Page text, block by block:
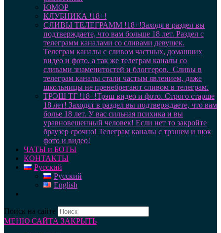
ЮМОР
КЛУБНИКА !18+!
СЛИВЫ ТЕЛЕГРАММ !18+!Заходя в раздел вы
подтверждаете, что вам больше 18 лет. Раздел с
телеграмм каналами со сливами девушек.
Телеграм каналы с сливом частных, домашних
видео и фото, а так же телеграм каналы со
сливами знаменитостей и блоггеров. Сливы в
телеграм каналы стали частым явлением, даже
школьницы не пренебрегают сливом в телеграм.
ТРЭШ ТГ !18+!Трэш видео и фото. Строго старше
18 лет! Заходят в раздел вы подтверждаете, что вам
болье 18 лет. У вас сильная психика и вы
уравновешенный человек! Если нет то закройте
браузер срочно! Телеграм каналы с трэшем и шок
фото и видео!
ЧАТЫ и БОТЫ
КОНТАКТЫ
Русский
Русский
English
Поиск на сайте
МЕНЮ САЙТА ЗАКРЫТЬ